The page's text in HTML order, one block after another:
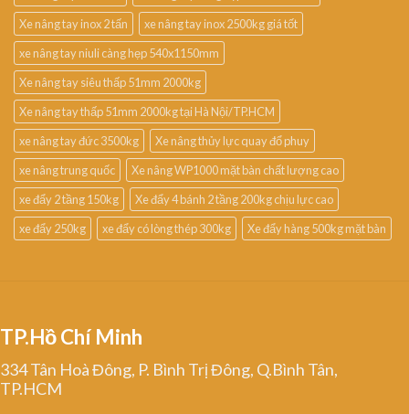
Xe nâng tay inox 2 tấn
xe nâng tay inox 2500kg giá tốt
xe nâng tay niuli càng hẹp 540x1150mm
Xe nâng tay siêu thấp 51mm 2000kg
Xe nâng tay thấp 51mm 2000kg tại Hà Nội/TP.HCM
xe nâng tay đức 3500kg
Xe nâng thủy lực quay đổ phuy
xe nâng trung quốc
Xe nâng WP1000 mặt bàn chất lượng cao
xe đẩy 2 tầng 150kg
Xe đẩy 4 bánh 2 tầng 200kg chịu lực cao
xe đẩy 250kg
xe đẩy có lòng thép 300kg Xe đẩy hàng 500kg mặt bàn
TP.Hồ Chí Minh
334 Tân Hoà Đông, P. Bình Trị Đông, Q.Bình Tân,
TP.HCM